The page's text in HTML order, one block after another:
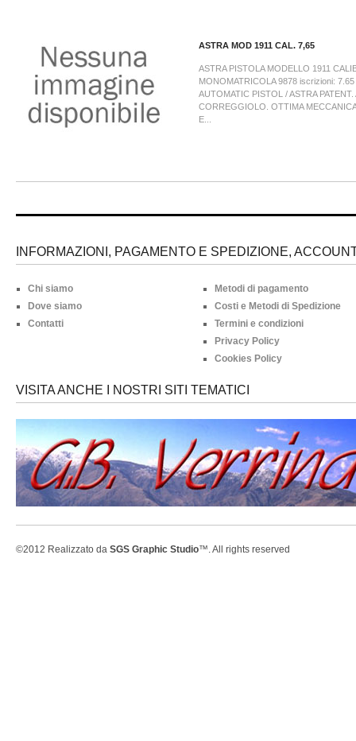
ASTRA MOD 1911 CAL. 7,65
ASTRA PISTOLA MODELLO 1911
MONOMATRICOLA 9878 iscrizioni:
AUTOMATIC PISTOL / ASTRA
CORREGGIOLO. OTTIMA
E...
INFORMAZIONI, PAGAMENTO E SPEDIZIONE,
Chi siamo
Dove siamo
Contatti
Metodi di pagamento
Costi e Metodi di Spedizione
Termini e condizioni
Privacy Policy
Cookies Policy
VISITA ANCHE I NOSTRI SITI TEMATICI
©2012 Realizzato da SGS Graphic Studio™. All rights reserved